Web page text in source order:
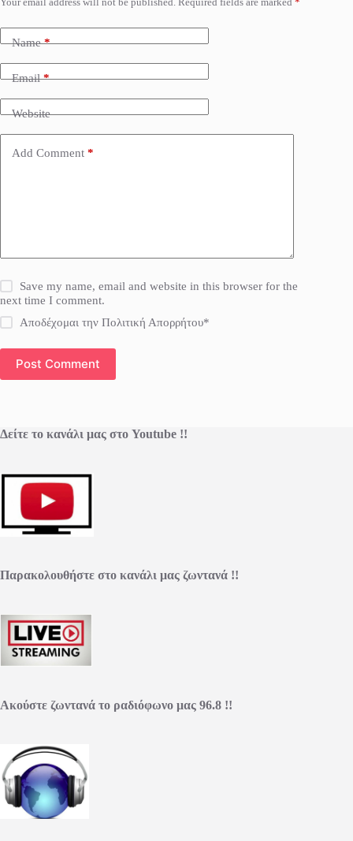
Name*
Email*
Website
Add Comment *
Save my name, email and website in this browser for the
next time I comment.
Αποδέχομαι την Πολιτική Απορρήτου*
Post Comment
Δείτε το κανάλι μας στο Youtube !!
Παρακολουθήστε στο κανάλι μας ζωντανά !!
Ακούστε ζωντανά το ραδιόφωνο μας 96.8 !!